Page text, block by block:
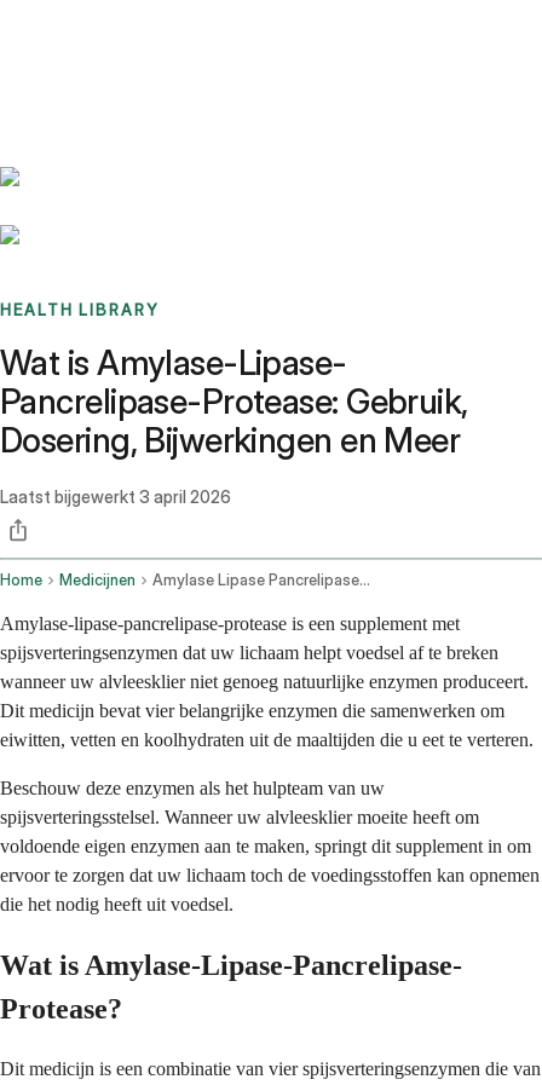
HEALTH LIBRARY
Wat is Amylase-Lipase-
Pancrelipase-Protease: Gebruik,
Dosering, Bijwerkingen en Meer
Laatst bijgewerkt 3 april 2026
Home Medicijnen Amylase Lipase Pancrelipase Protease Oral Route
Amylase-lipase-pancrelipase-protease is een supplement met
spijsverteringsenzymen dat uw lichaam helpt voedsel af te breken
wanneer uw alvleesklier niet genoeg natuurlijke enzymen produceert.
Dit medicijn bevat vier belangrijke enzymen die samenwerken om
eiwitten, vetten en koolhydraten uit de maaltijden die u eet te verteren.
Beschouw deze enzymen als het hulpteam van uw
spijsverteringsstelsel. Wanneer uw alvleesklier moeite heeft om
voldoende eigen enzymen aan te maken, springt dit supplement in om
ervoor te zorgen dat uw lichaam toch de voedingsstoffen kan opnemen
die het nodig heeft uit voedsel.
Wat is Amylase-Lipase-Pancrelipase-
Protease?
Dit medicijn is een combinatie van vier spijsverteringsenzymen die van